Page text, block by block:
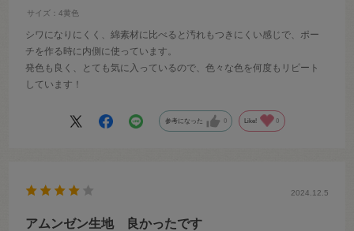
サイズ：4黄色
シワになりにくく、綿素材に比べると汚れもつきにくい感じで、ポー
チを作る時に内側に使っています。
発色も良く、とても気に入っているので、色々な色を何度もリピート
しています！
参考になった 0 Like! 0
2024.12.5
アムンゼン生地 良かったです